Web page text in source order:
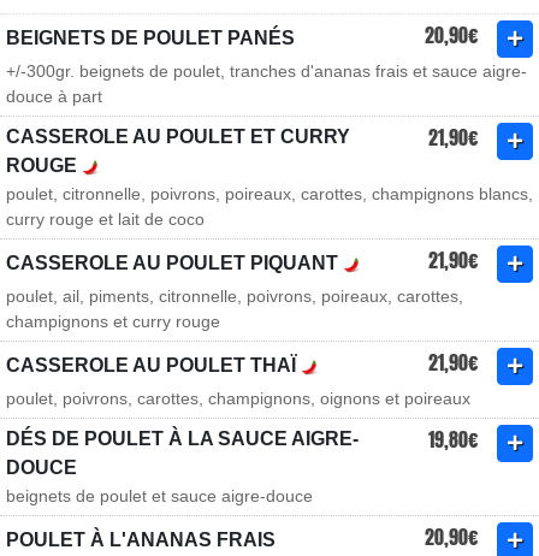
BEIGNETS DE POULET PANÉS 20,90€
+/-300gr. beignets de poulet, tranches d'ananas frais et sauce aigre-
douce à part
CASSEROLE AU POULET ET CURRY
ROUGE
21,90€
poulet, citronnelle, poivrons, poireaux, carottes, champignons blancs,
curry rouge et lait de coco
CASSEROLE AU POULET PIQUANT 21,90€
poulet, ail, piments, citronnelle, poivrons, poireaux, carottes,
champignons et curry rouge
CASSEROLE AU POULET THAÏ 21,90€
poulet, poivrons, carottes, champignons, oignons et poireaux
DÉS DE POULET À LA SAUCE AIGRE-
DOUCE
19,80€
beignets de poulet et sauce aigre-douce
POULET À L'ANANAS FRAIS 20,90€